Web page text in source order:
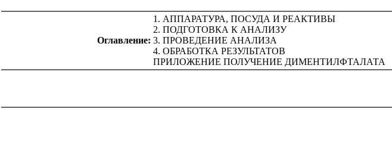
Оглавление:
1. АППАРАТУРА, ПОСУДА И РЕАКТИВЫ
2. ПОДГОТОВКА К АНАЛИЗУ
3. ПРОВЕДЕНИЕ АНАЛИЗА
4. ОБРАБОТКА РЕЗУЛЬТАТОВ
ПРИЛОЖЕНИЕ ПОЛУЧЕНИЕ ДИМЕНТИЛФТАЛАТА